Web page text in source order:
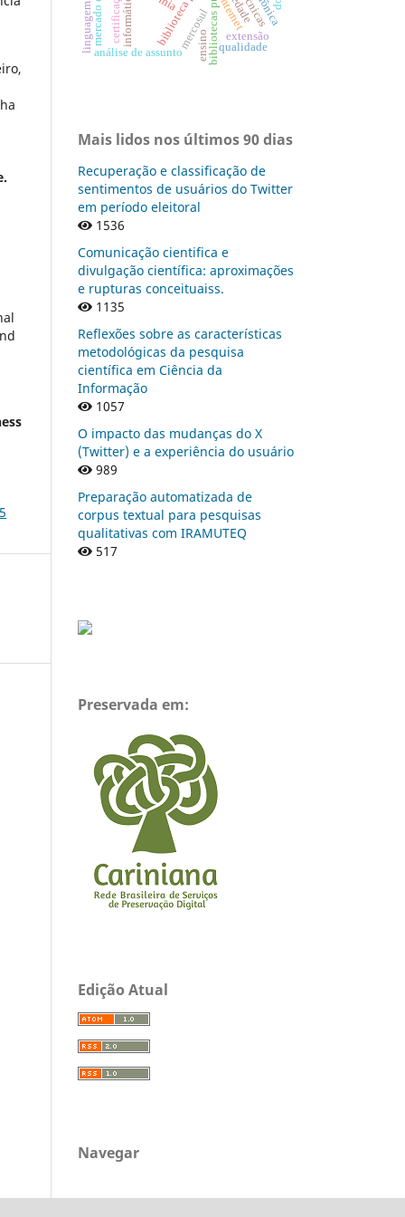
mercosulinternet
análise de assunto
informática extensão
ensino qualidade
certificação
Mais lidos nos últimos 90 dias
Recuperação e classificação de
sentimentos de usuários do Twitter
em período eleitoral
1536
Comunicação cientifica e
divulgação científica: aproximações
e rupturas conceituaiss.
1135
Reflexões sobre as características
metodológicas da pesquisa
científica em Ciência da
Informação
1057
O impacto das mudanças do X
(Twitter) e a experiência do usuário
989
Preparação automatizada de
corpus textual para pesquisas
qualitativas com IRAMUTEQ
517
Preservada em:
Edição Atual
Navegar